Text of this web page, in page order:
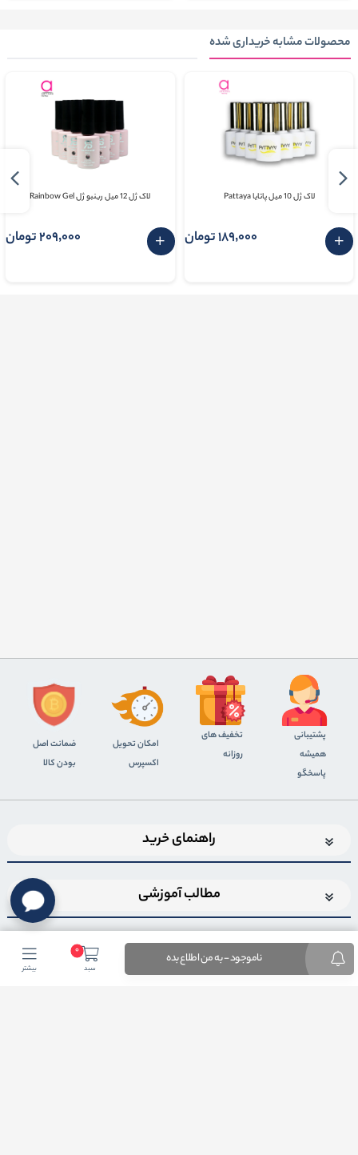
ناموجود - به من اطلاع بده
محصولات مشابه خریداری شده
لاک ژل 10 میل پاتایا Pattaya
189٬000 تومان
لاک ژل 12 میل رینبو ژل Rainbow Gel
209٬000 تومان
0
سبد بیشتر
پشتیبانی
همیشه
پاسخگو
تخفیف های
روزانه
اﻣﮑﺎن ﺗﺤﻮﯾﻞ
اﮐﺴﭙﺮس
ضمانت اصل
بودن کالا
راهنمای خرید
مطالب آموزشی